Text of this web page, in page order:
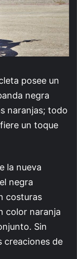
posee un
negra
naranjas; todo
un toque
la nueva
negra
costuras
color naranja
Sin
creaciones de